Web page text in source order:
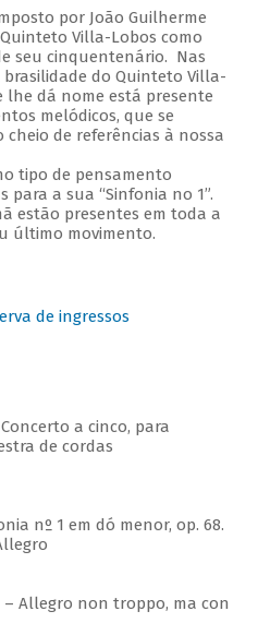
por João Guilherme
Villa-Lobos como
seu cinquentenário. Nas
brasilidade do Quinteto Villa-
lhe dá nome está presente
melódicos, que se
de referências à nossa
tipo de pensamento
a sua “Sinfonia no 1”.
estão presentes em toda a
último movimento.
de ingressos
a cinco, para
de cordas
nº 1 em dó menor, op. 68.
Allegro non troppo, ma con